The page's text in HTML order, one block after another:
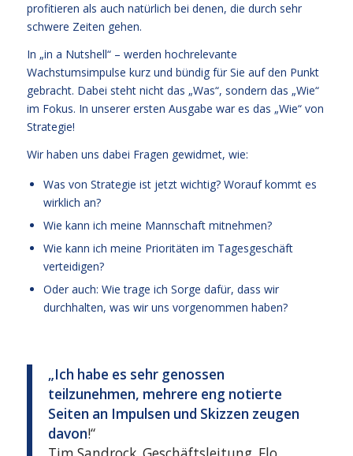
profitieren als auch natürlich bei denen, die durch sehr
schwere Zeiten gehen.
In „in a Nutshell“ – werden hochrelevante
Wachstumsimpulse kurz und bündig für Sie auf den Punkt
gebracht. Dabei steht nicht das „Was“, sondern das „Wie“
im Fokus. In unserer ersten Ausgabe war es das „Wie“ von
Strategie!
Wir haben uns dabei Fragen gewidmet, wie:
Was von Strategie ist jetzt wichtig? Worauf kommt es
wirklich an?
Wie kann ich meine Mannschaft mitnehmen?
Wie kann ich meine Prioritäten im Tagesgeschäft
verteidigen?
Oder auch: Wie trage ich Sorge dafür, dass wir
durchhalten, was wir uns vorgenommen haben?
„Ich habe es sehr genossen
teilzunehmen, mehrere eng notierte
Seiten an Impulsen und Skizzen zeugen
davon!“